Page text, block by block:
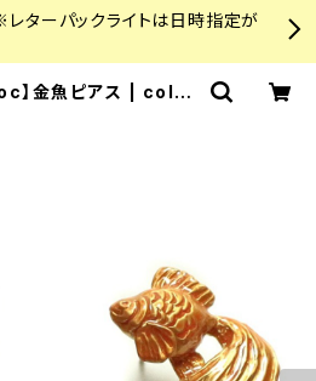
レターパックライトは日時指定が
】金魚ピアス | colou